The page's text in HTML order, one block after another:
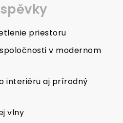
priestoru
v modernom
interiéru aj prírodný
vlny